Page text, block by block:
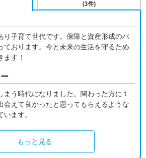
り子育て世代です。保障と資産形成のバ
ております。今と未来の生活を守るため
ます！
まう時代になりました。関わった方に１
会えて良かったと思ってもらえるような
ます。
もっと見る
(3件)